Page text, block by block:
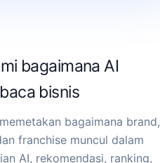
bagaimana AI
bisnis
bagaimana brand,
franchise muncul dalam
AI, rekomendasi, ranking,